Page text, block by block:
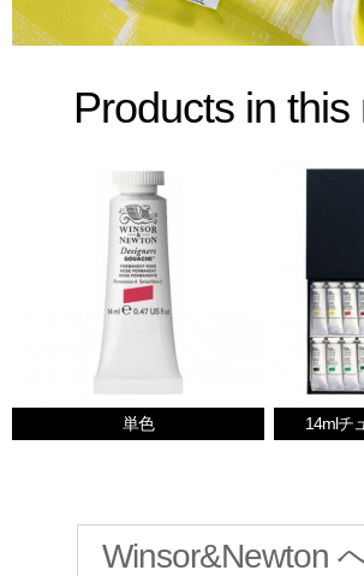
Products in this
単色 14mlチ
Winsor&Newton